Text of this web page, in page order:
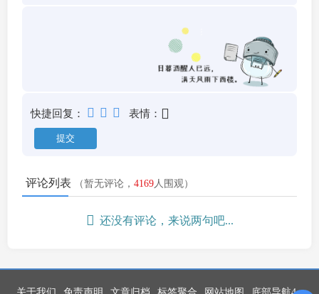
快捷回复： 表情：
评论列表 （暂无评论， 4169人围观）
还没有评论，来说两句吧...